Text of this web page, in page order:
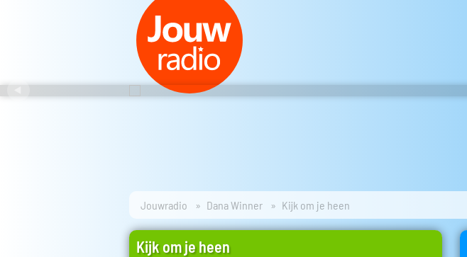
Jouwradio Dana Winner Kijk om je heen
Kijk om je heen